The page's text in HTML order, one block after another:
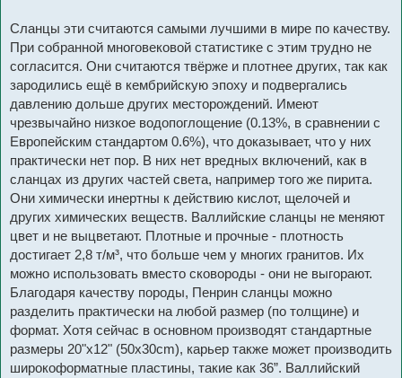
Сланцы эти считаются самыми лучшими в мире по качеству.
При собранной многовековой статистике с этим трудно не
согласится. Они считаются твёрже и плотнее других, так как
зародились ещё в кембрийскую эпоху и подвергались
давлению дольше других месторождений. Имеют
чрезвычайно низкое водопоглощение (0.13%, в сравнении с
Европейским стандартом 0.6%), что доказывает, что у них
практически нет пор. В них нет вредных включений, как в
сланцах из других частей света, например того же пирита.
Они химически инертны к действию кислот, щелочей и
других химических веществ. Валлийские сланцы не меняют
цвет и не выцветают. Плотные и прочные - плотность
достигает 2,8 т/м³, что больше чем у многих гранитов. Их
можно использовать вместо сковороды - они не выгорают.
Благодаря качеству породы, Пенрин сланцы можно
разделить практически на любой размер (по толщине) и
формат. Хотя сейчас в основном производят стандартные
размеры 20"х12" (50x30cm), карьер также может производить
широкоформатные пластины, такие как 36”. Валлийский